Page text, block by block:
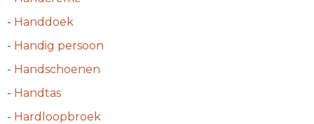
- Handdoek
- Handig persoon
- Handschoenen
- Handtas
- Hardloopbroek